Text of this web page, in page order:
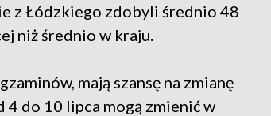
z Łódzkiego zdobyli średnio 48
niż średnio w kraju.
mają szansę na zmianę
do 10 lipca mogą zmienić w